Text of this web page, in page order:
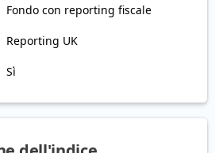
Fondo con reporting fiscale
Reporting UK
Sì